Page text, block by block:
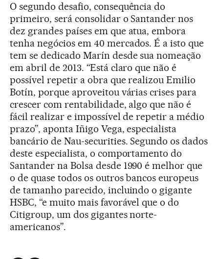
O segundo desafio, consequência do
primeiro, será consolidar o Santander nos
dez grandes países em que atua, embora
tenha negócios em 40 mercados. É a isto que
tem se dedicado Marín desde sua nomeação
em abril de 2013. “Está claro que não é
possível repetir a obra que realizou Emilio
Botín, porque aproveitou várias crises para
crescer com rentabilidade, algo que não é
fácil realizar e impossível de repetir a médio
prazo”, aponta Iñigo Vega, especialista
bancário de Nau-securities. Segundo os dados
deste especialista, o comportamento do
Santander na Bolsa desde 1990 é melhor que
o de quase todos os outros bancos europeus
de tamanho parecido, incluindo o gigante
HSBC, “e muito mais favorável que o do
Citigroup, um dos gigantes norte-
americanos”.